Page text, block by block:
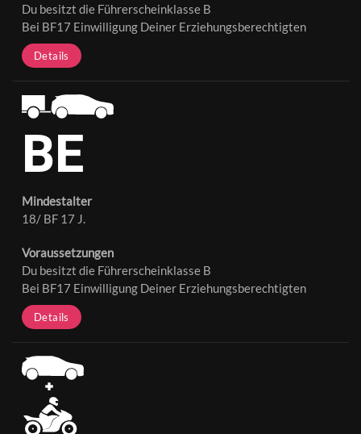
Du besitzt die Führerscheinklasse B
Bei BF17 Einwilligung Deiner Erziehungsberechtigten
Details
BE
Mindestalter
18/ BF 17 J.
Voraussetzungen
Du besitzt die Führerscheinklasse B
Bei BF17 Einwilligung Deiner Erziehungsberechtigten
Details